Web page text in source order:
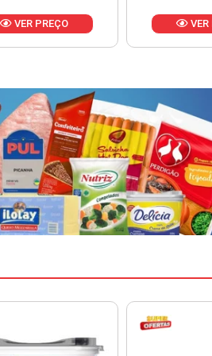
VER PREÇO VER